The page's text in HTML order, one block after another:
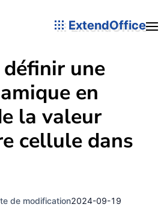
ExtendOffice
une
en
la valeur
cellule dans
de modification2024-09-19